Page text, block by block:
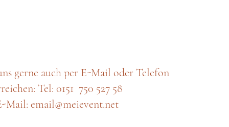
gerne auch per E-Mail oder Telefon
Tel: 0151 750 527 58
Mail: email@meievent.net